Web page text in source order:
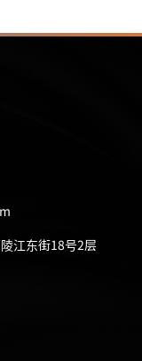
江东街18号2层